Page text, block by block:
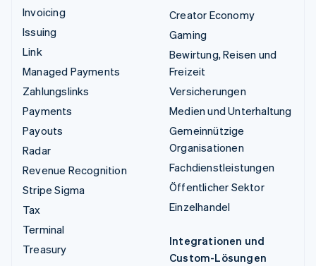
Invoicing
Issuing
Link
Managed Payments
Zahlungslinks
Payments
Payouts
Radar
Revenue Recognition
Stripe Sigma
Tax
Terminal
Treasury
Creator Economy
Gaming
Bewirtung, Reisen und
Freizeit
Versicherungen
Medien und Unterhaltung
Gemeinnützige
Organisationen
Fachdienstleistungen
Öffentlicher Sektor
Einzelhandel
Integrationen und
Custom-Lösungen